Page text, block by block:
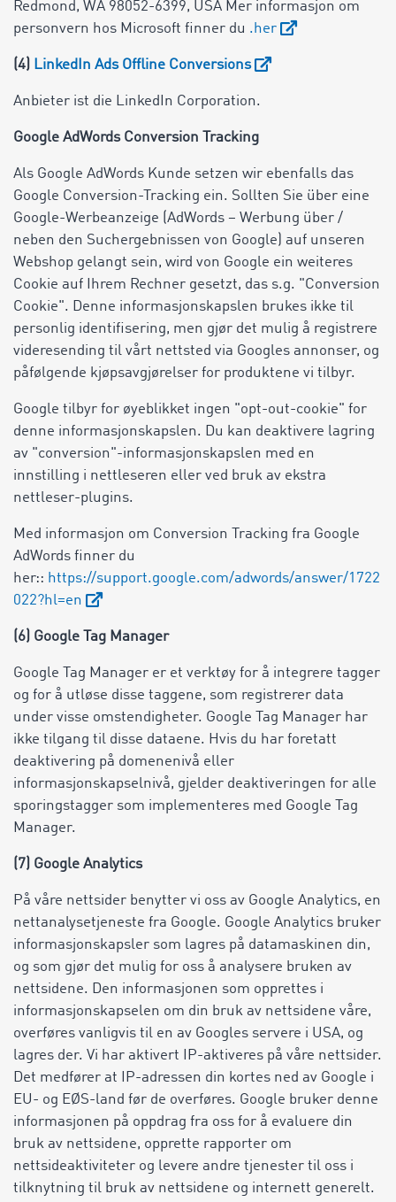
Redmond, WA 98052-6399, USA Mer informasjon om
personvern hos Microsoft finner du .her
(4) LinkedIn Ads Offline Conversions
Anbieter ist die LinkedIn Corporation.
Google AdWords Conversion Tracking
Als Google AdWords Kunde setzen wir ebenfalls das
Google Conversion-Tracking ein. Sollten Sie über eine
Google-Werbeanzeige (AdWords – Werbung über /
neben den Suchergebnissen von Google) auf unseren
Webshop gelangt sein, wird von Google ein weiteres
Cookie auf Ihrem Rechner gesetzt, das s.g. "Conversion
Cookie". Denne informasjonskapslen brukes ikke til
personlig identifisering, men gjør det mulig å registrere
videresending til vårt nettsted via Googles annonser, og
påfølgende kjøpsavgjørelser for produktene vi tilbyr.
Google tilbyr for øyeblikket ingen "opt-out-cookie" for
denne informasjonskapslen. Du kan deaktivere lagring
av "conversion"-informasjonskapslen med en
innstilling i nettleseren eller ved bruk av ekstra
nettleser-plugins.
Med informasjon om Conversion Tracking fra Google
AdWords finner du
her:: https://support.google.com/adwords/answer/1722
022?hl=en
(6) Google Tag Manager
Google Tag Manager er et verktøy for å integrere tagger
og for å utløse disse taggene, som registrerer data
under visse omstendigheter. Google Tag Manager har
ikke tilgang til disse dataene. Hvis du har foretatt
deaktivering på domenenivå eller
informasjonskapselnivå, gjelder deaktiveringen for alle
sporingstagger som implementeres med Google Tag
Manager.
(7) Google Analytics
På våre nettsider benytter vi oss av Google Analytics, en
nettanalysetjeneste fra Google. Google Analytics bruker
informasjonskapsler som lagres på datamaskinen din,
og som gjør det mulig for oss å analysere bruken av
nettsidene. Den informasjonen som opprettes i
informasjonskapselen om din bruk av nettsidene våre,
overføres vanligvis til en av Googles servere i USA, og
lagres der. Vi har aktivert IP-aktiveres på våre nettsider.
Det medfører at IP-adressen din kortes ned av Google i
EU- og EØS-land før de overføres. Google bruker denne
informasjonen på oppdrag fra oss for å evaluere din
bruk av nettsidene, opprette rapporter om
nettsideaktiviteter og levere andre tjenester til oss i
tilknytning til bruk av nettsidene og internett generelt.